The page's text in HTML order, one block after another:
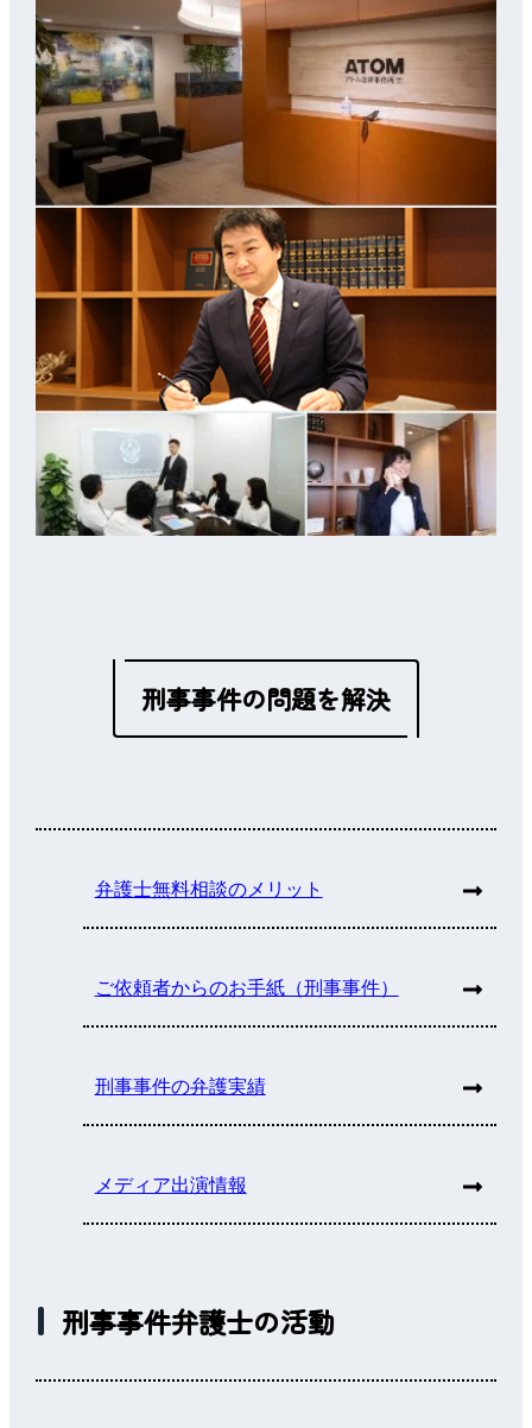
刑事事件の問題を解決
弁護士無料相談のメリット
ご依頼者からのお手紙（刑事事件）
刑事事件の弁護実績
メディア出演情報
刑事事件弁護士の活動